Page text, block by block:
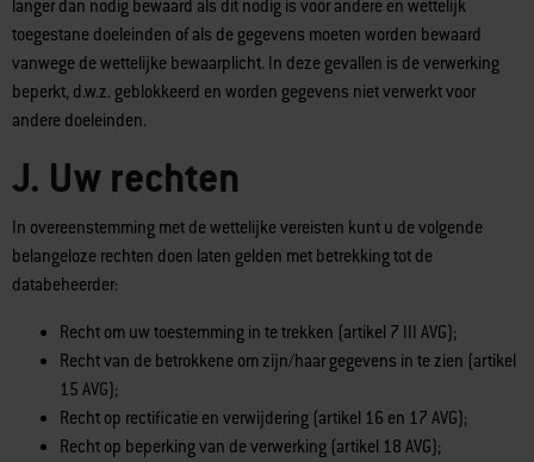
langer dan nodig bewaard als dit nodig is voor andere en wettelijk
toegestane doeleinden of als de gegevens moeten worden bewaard
vanwege de wettelijke bewaarplicht. In deze gevallen is de verwerking
beperkt, d.w.z. geblokkeerd en worden gegevens niet verwerkt voor
andere doeleinden.
J. Uw rechten
In overeenstemming met de wettelijke vereisten kunt u de volgende
belangeloze rechten doen laten gelden met betrekking tot de
databeheerder:
Recht om uw toestemming in te trekken (artikel 7 III AVG);
Recht van de betrokkene om zijn/haar gegevens in te zien (artikel
15 AVG);
Recht op rectificatie en verwijdering (artikel 16 en 17 AVG);
Recht op beperking van de verwerking (artikel 18 AVG);